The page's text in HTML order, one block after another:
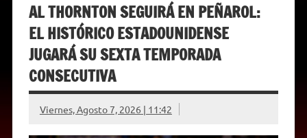
AL THORNTON SEGUIRÁ EN PEÑAROL:
EL HISTÓRICO ESTADOUNIDENSE
JUGARÁ SU SEXTA TEMPORADA
CONSECUTIVA
Viernes, Agosto 7, 2026 | 11:42